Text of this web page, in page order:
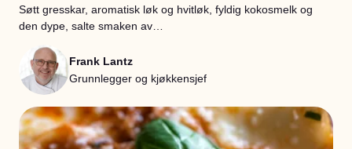
Søtt gresskar, aromatisk løk og hvitløk, fyldig kokosmelk og
den dype, salte smaken av…
Frank Lantz
Grunnlegger og kjøkkensjef